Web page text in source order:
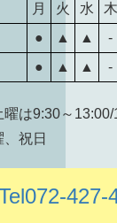
月 火 水 木
● ▲ ▲ -
● ▲ ▲ -
は9:30～
祝日
427-